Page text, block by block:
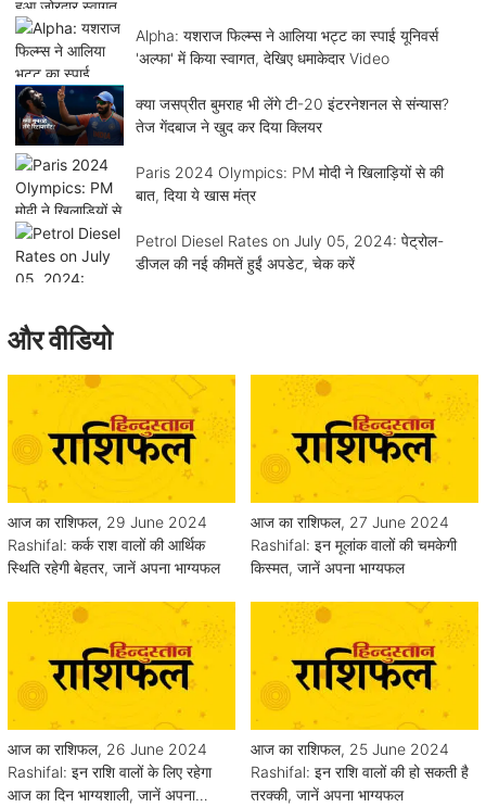
Alpha: यशराज फिल्म्स ने आलिया भट्ट का स्पाई यूनिवर्स
'अल्फा' में किया स्वागत, देखिए धमाकेदार Video
क्या जसप्रीत बुमराह भी लेंगे टी-20 इंटरनेशनल से संन्यास?
तेज गेंदबाज ने खुद कर दिया क्लियर
Paris 2024 Olympics: PM मोदी ने खिलाड़ियों से की
बात, दिया ये खास मंत्र
Petrol Diesel Rates on July 05, 2024: पेट्रोल-
डीजल की नई कीमतें हुईं अपडेट, चेक करें
और वीडियो
आज का राशिफल, 29 June 2024
Rashifal: कर्क राश वालों की आर्थिक
स्थिति रहेगी बेहतर, जानें अपना भाग्यफल
आज का राशिफल, 27 June 2024
Rashifal: इन मूलांक वालों की चमकेगी
किस्मत, जानें अपना भाग्यफल
आज का राशिफल, 26 June 2024
Rashifal: इन राशि वालों के लिए रहेगा
आज का दिन भाग्यशाली, जानें अपना
आज का राशिफल, 25 June 2024
Rashifal: इन राशि वालों की हो सकती है
तरक्की, जानें अपना भाग्यफल